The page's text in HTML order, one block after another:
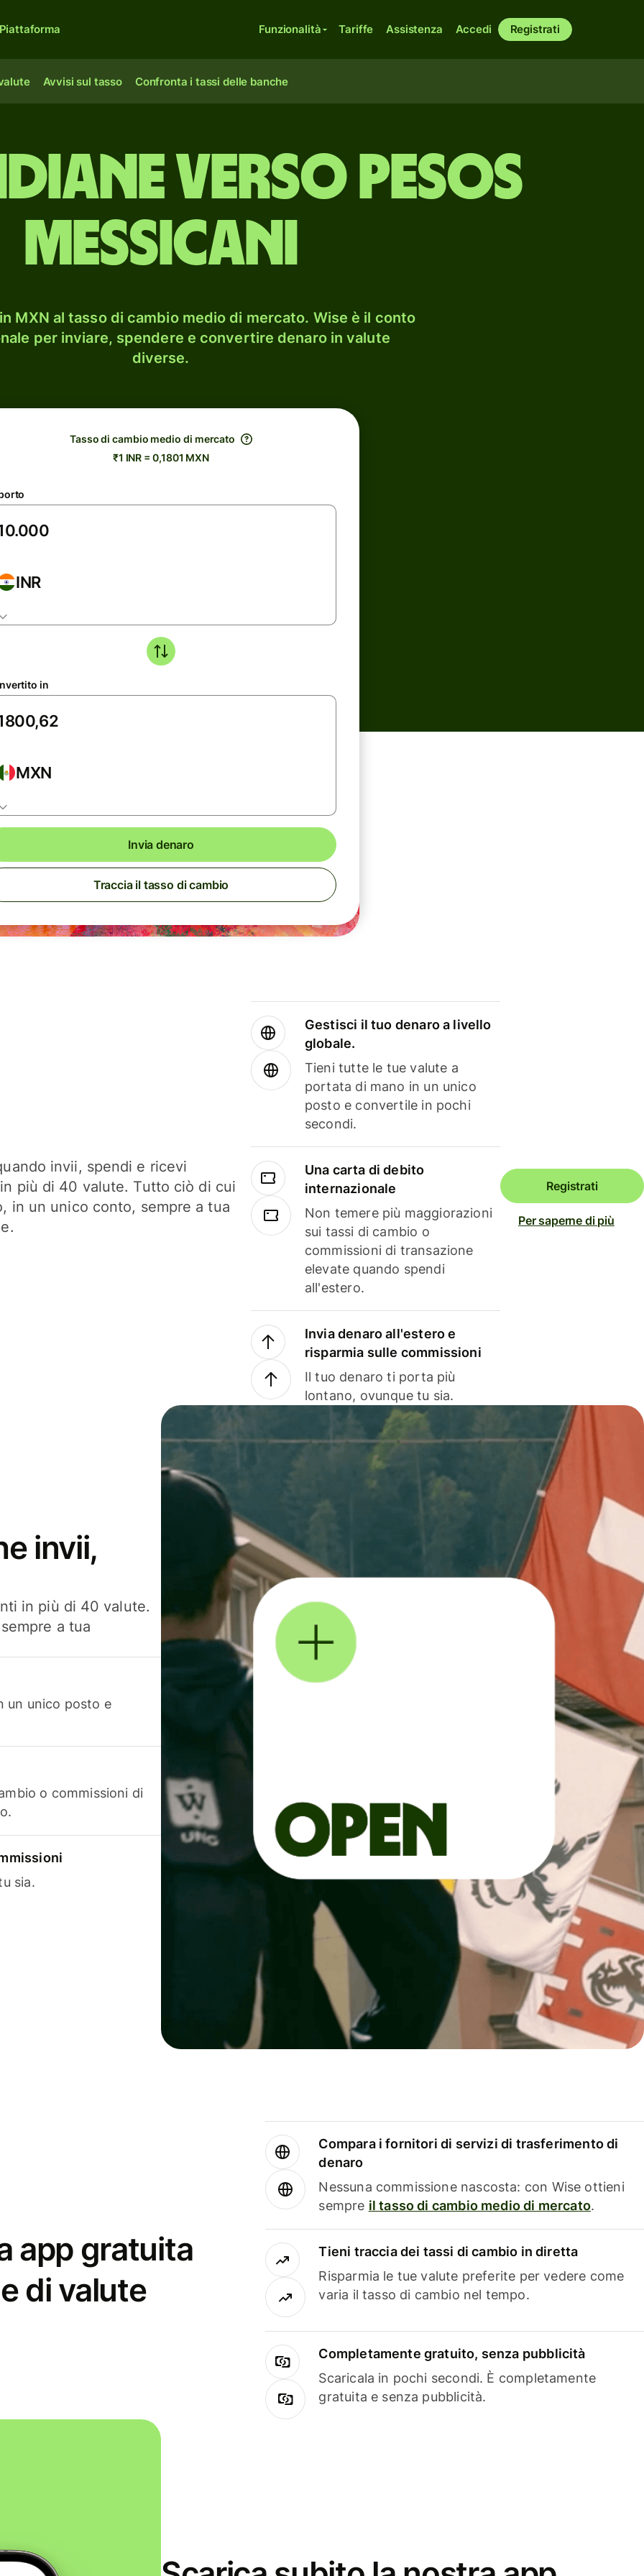
Funzionalità Tariffe Assistenza Accedi Registrati
Avvisi sul tasso Confronta i tassi delle banche
verso pesos
messicani
MXN al tasso di cambio medio di mercato. Wise è il conto
per inviare, spendere e convertire denaro in valute
diverse.
Tasso di cambio medio di mercato
₹1 INR = 0,1801 MXN
INR
in
MXN
Invia denaro
Traccia il tasso di cambio
invii, spendi e ricevi
più di 40 valute. Tutto ciò di cui
in un unico conto, sempre a tua
Gestisci il tuo denaro a livello
globale.
Tieni tutte le tue valute a
portata di mano in un unico
posto e convertile in pochi
secondi.
Una carta di debito
internazionale
Non temere più maggiorazioni
sui tassi di cambio o
commissioni di transazione
elevate quando spendi
all'estero.
Invia denaro all'estero e
risparmia sulle commissioni
Il tuo denaro ti porta più
lontano, ovunque tu sia.
Registrati
Per saperne di più
invii,
in più di 40 valute.
a tua
un unico posto e
o commissioni di
sia.
app gratuita
di valute
Compara i fornitori di servizi di trasferimento di
denaro
Nessuna commissione nascosta: con Wise ottieni
sempre il tasso di cambio medio di mercato.
Tieni traccia dei tassi di cambio in diretta
Risparmia le tue valute preferite per vedere come
varia il tasso di cambio nel tempo.
Completamente gratuito, senza pubblicità
Scaricala in pochi secondi. È completamente
gratuita e senza pubblicità.